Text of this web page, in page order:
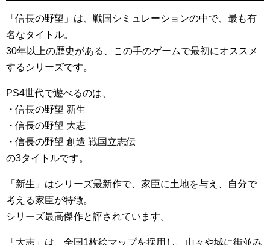
「信長の野望」は、戦国シミュレーションの中で、最も有
名なタイトル。
30年以上の歴史がある、この手のゲームで最初にオススメ
するシリーズです。
PS4世代で遊べるのは、
・信長の野望 新生
・信長の野望 大志
・信長の野望 創造 戦国立志伝
の3タイトルです。
「新生」はシリーズ最新作で、家臣に土地を与え、自分で
考える家臣が特徴。
シリーズ最高傑作と評されています。
「大志」は、全国1枚絵マップを採用し、山々や城に街並み